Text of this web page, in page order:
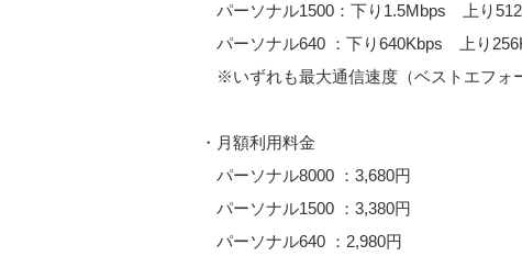
パーソナル1500：下り1.5Mbps 上り
パーソナル640 ：下り640Kbps 上り
※いずれも最大通信速度（ベストエフォ
・月額利用料金
パーソナル8000 ：3,680円
パーソナル1500 ：3,380円
パーソナル640 ：2,980円